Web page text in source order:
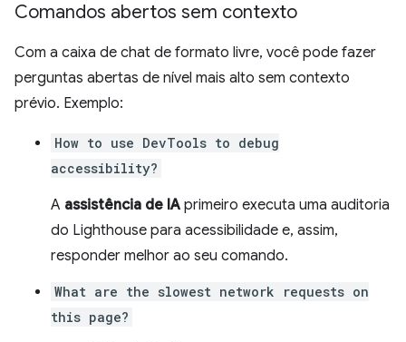
Comandos abertos sem contexto
Com a caixa de chat de formato livre, você pode fazer
perguntas abertas de nível mais alto sem contexto
prévio. Exemplo:
How to use DevTools to debug
accessibility?
A assistência de IA primeiro executa uma auditoria
do Lighthouse para acessibilidade e, assim,
responder melhor ao seu comando.
What are the slowest network requests on
this page?